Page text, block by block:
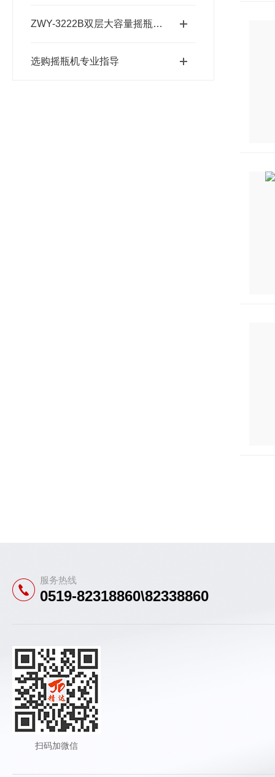
ZWY-3222B双层大容量摇瓶机安全使用教程
选购摇瓶机专业指导
服务热线
0519-82318860\82338860
扫码加微信